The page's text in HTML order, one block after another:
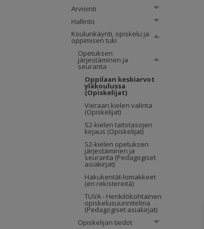
Arviointi
Hallinto
Koulunkäynti, opiskelu ja
oppimisen tuki
Opetuksen
järjestäminen ja
seuranta
Oppilaan keskiarvot
yläkoulussa
(Opiskelijat)
Vieraan kielen valinta
(Opiskelijat)
S2-kielen taitotasojen
kirjaus (Opiskelijat)
S2-kielen opetuksen
järjestäminen ja
seuranta (Pedagogiset
asiakirjat)
Hakukentät-lomakkeet
(eri rekistereitä)
TUVA - Henkilökohtainen
opiskelusuunnitelma
(Pedagogiset asiakirjat)
Opiskelijan tiedot